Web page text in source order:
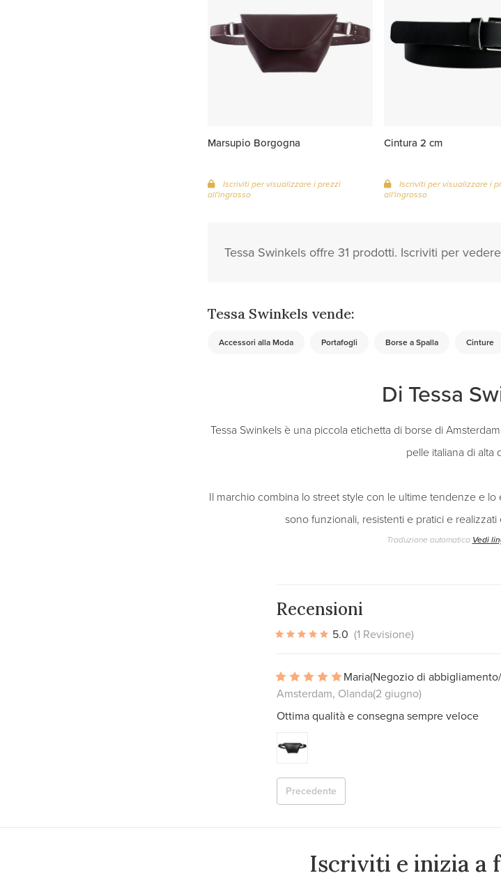
Marsupio Borgogna
Iscriviti per visualizzare i prezzi
all'ingrosso
Cintura 2 cm
Iscriviti per visualizzare i
all'ingrosso
Tessa Swinkels offre 31 prodotti. Iscriviti per
Tessa Swinkels vende:
Accessori alla Moda Portafogli Borse a Spalla Cinture
Di Tessa
Tessa Swinkels è una piccola etichetta di borse di
pelle italiana di alta
Il marchio combina lo street style con le ultime tendenze e
sono funzionali, resistenti e pratici e
Traduzione automatica Vedi
Recensioni
5.0 (1 Revisione)
Maria(Negozio di
Amsterdam, Olanda(2 giugno)
Ottima qualità e consegna sempre veloce
Precedente
Iscriviti e inizia a